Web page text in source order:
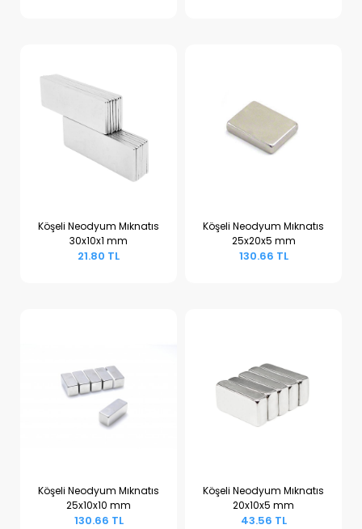
Sepete Ekle
Köşeli Neodyum Mıknatıs
30x10x1 mm
21.80 TL
Sepete Ekle
Köşeli Neodyum Mıknatıs
25x20x5 mm
130.66 TL
Sepete Ekle
Köşeli Neodyum Mıknatıs
25x10x10 mm
130.66 TL
Sepete Ekle
Köşeli Neodyum Mıknatıs
20x10x5 mm
43.56 TL